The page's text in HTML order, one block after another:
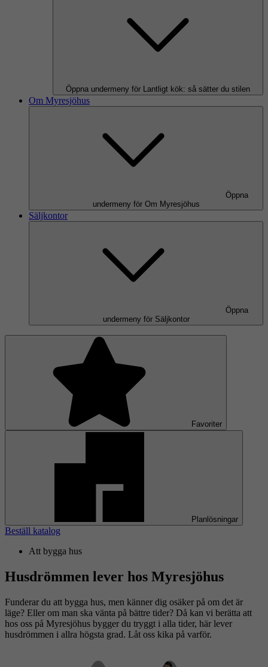
Öppna undermeny för Lantligt kök: så sätter du stilen
Om Myresjöhus
Öppna
undermeny för Om Myresjöhus
Säljkontor
Öppna
undermeny för Säljkontor
Favoriter
Planlösningar
Beställ katalog
Att bygga hus
Husdrömmen lever hos Myresjöhus
Funderar du att bygga hus, men känner dig osäker på om det är
läge? Eller om man ska vänta på bättre tider? Då kan vi berätta att
hos oss på Myresjöhus bygger du tryggt i alla tider, här lever
husdrömmen i allra högsta grad. Låt oss kika på varför.